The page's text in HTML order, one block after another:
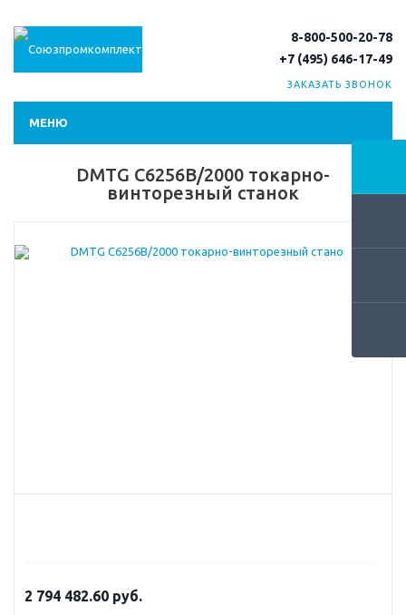
8-800-500-20-78
+7 (495) 646-17-49
ЗАКАЗАТЬ ЗВОНОК
МЕНЮ
DMTG C6256B/2000 токарно-
винторезный станок
2 794 482.60 руб.